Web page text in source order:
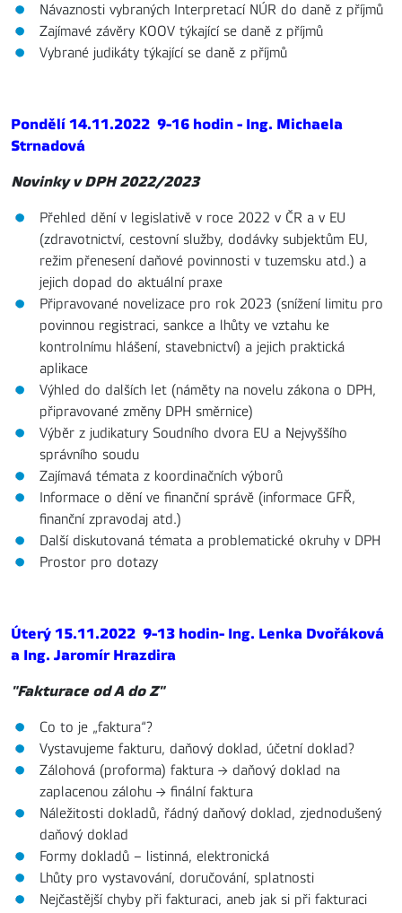
Návaznosti vybraných Interpretací NÚR do daně z příjmů
Zajímavé závěry KOOV týkající se daně z příjmů
Vybrané judikáty týkající se daně z příjmů
Pondělí 14.11.2022 9-16 hodin - Ing. Michaela
Strnadová
Novinky v DPH 2022/2023
Přehled dění v legislativě v roce 2022 v ČR a v EU
(zdravotnictví, cestovní služby, dodávky subjektům EU,
režim přenesení daňové povinnosti v tuzemsku atd.) a
jejich dopad do aktuální praxe
Připravované novelizace pro rok 2023 (snížení limitu pro
povinnou registraci, sankce a lhůty ve vztahu ke
kontrolnímu hlášení, stavebnictví) a jejich praktická
aplikace
Výhled do dalších let (náměty na novelu zákona o DPH,
připravované změny DPH směrnice)
Výběr z judikatury Soudního dvora EU a Nejvyššího
správního soudu
Zajímavá témata z koordinačních výborů
Informace o dění ve finanční správě (informace GFŘ,
finanční zpravodaj atd.)
Další diskutovaná témata a problematické okruhy v DPH
Prostor pro dotazy
Úterý 15.11.2022 9-13 hodin- Ing. Lenka Dvořáková
a Ing. Jaromír Hrazdira
"Fakturace od A do Z"
Co to je „faktura“?
Vystavujeme fakturu, daňový doklad, účetní doklad?
Zálohová (proforma) faktura → daňový doklad na
zaplacenou zálohu → finální faktura
Náležitosti dokladů, řádný daňový doklad, zjednodušený
daňový doklad
Formy dokladů – listinná, elektronická
Lhůty pro vystavování, doručování, splatnosti
Nejčastější chyby při fakturaci, aneb jak si při fakturaci